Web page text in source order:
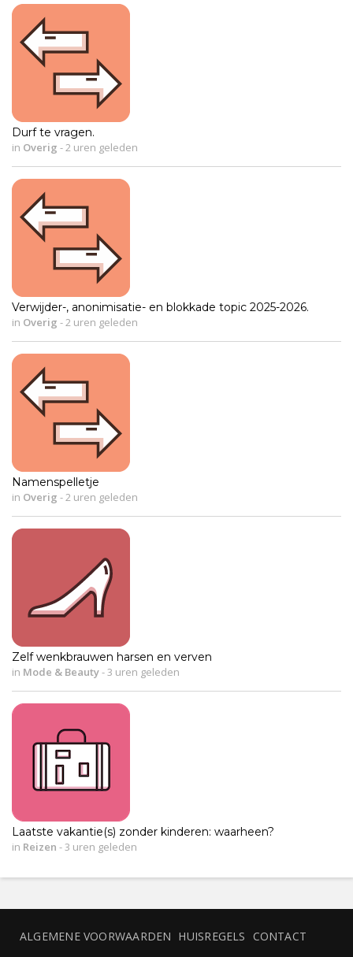
Durf te vragen.
in Overig -2 uren geleden
Verwijder-, anonimisatie- en blokkade topic 2025-2026.
in Overig -2 uren geleden
Namenspelletje
in Overig -2 uren geleden
Zelf wenkbrauwen harsen en verven
in Mode & Beauty-3 uren geleden
Laatste vakantie(s) zonder kinderen: waarheen?
in Reizen -3 uren geleden
ALGEMENE VOORWAARDEN HUISREGELS CONTACT